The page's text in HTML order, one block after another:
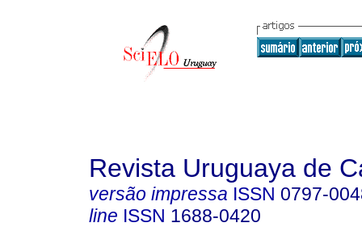
Revista Uruguaya de
versão impressa ISSN 0797-
line ISSN 1688-0420